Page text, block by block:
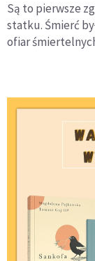
Są to pierwsze
statku. Śmierć
ofiar